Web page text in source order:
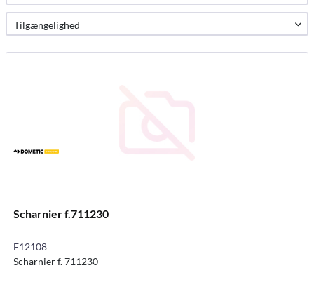
Scharnier f.711230
E12108
Scharnier f. 711230